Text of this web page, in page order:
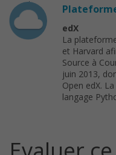
edX
La
et Harvard
Source à
juin 2013,
Open edX.
langage